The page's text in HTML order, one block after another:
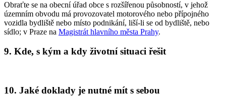
Obraťte se na obecní úřad obce s rozšířenou působností, v jehož
územním obvodu má provozovatel motorového nebo přípojného
vozidla bydliště nebo místo podnikání, liší-li se od bydliště, nebo
sídlo; v Praze na Magistrát hlavního města Prahy.
9. Kde, s kým a kdy životní situaci řešit
10. Jaké doklady je nutné mít s sebou